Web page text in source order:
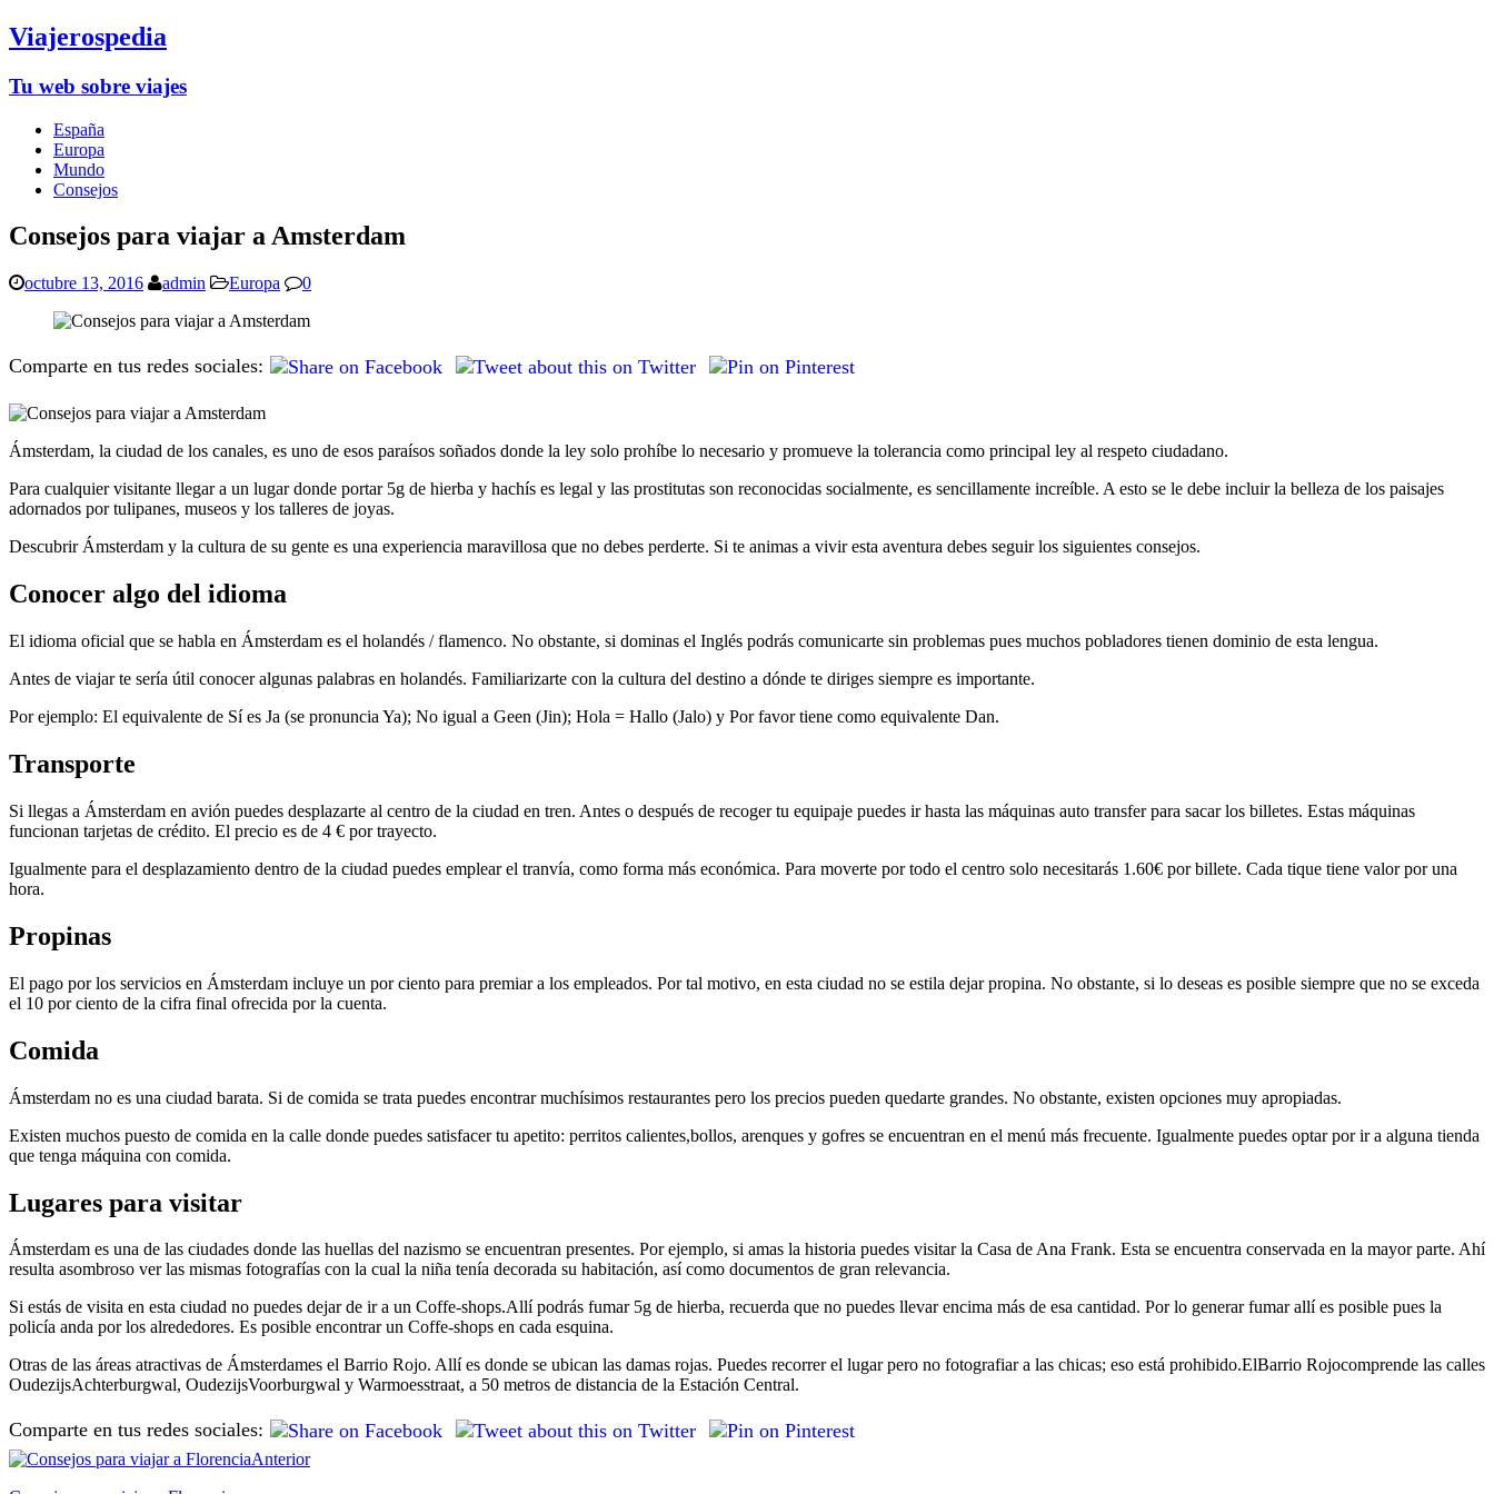
Viajerospedia
Tu web sobre viajes
España
Europa
Mundo
Consejos
Consejos para viajar a Amsterdam
octubre 13, 2016 admin Europa 0
Comparte en tus redes sociales:
Ámsterdam, la ciudad de los canales, es uno de esos paraísos soñados donde la ley solo prohíbe lo necesario y promueve la tolerancia como principal ley al respeto ciudadano.
Para cualquier visitante llegar a un lugar donde portar 5g de hierba y hachís es legal y las prostitutas son reconocidas socialmente, es sencillamente increíble. A esto se le debe incluir la belleza de los paisajes
adornados por tulipanes, museos y los talleres de joyas.
Descubrir Ámsterdam y la cultura de su gente es una experiencia maravillosa que no debes perderte. Si te animas a vivir esta aventura debes seguir los siguientes consejos.
Conocer algo del idioma
El idioma oficial que se habla en Ámsterdam es el holandés / flamenco. No obstante, si dominas el Inglés podrás comunicarte sin problemas pues muchos pobladores tienen dominio de esta lengua.
Antes de viajar te sería útil conocer algunas palabras en holandés. Familiarizarte con la cultura del destino a dónde te diriges siempre es importante.
Por ejemplo: El equivalente de Sí es Ja (se pronuncia Ya); No igual a Geen (Jin); Hola = Hallo (Jalo) y Por favor tiene como equivalente Dan.
Transporte
Si llegas a Ámsterdam en avión puedes desplazarte al centro de la ciudad en tren. Antes o después de recoger tu equipaje puedes ir hasta las máquinas auto transfer para sacar los billetes. Estas máquinas
funcionan tarjetas de crédito. El precio es de 4 € por trayecto.
Igualmente para el desplazamiento dentro de la ciudad puedes emplear el tranvía, como forma más económica. Para moverte por todo el centro solo necesitarás 1.60€ por billete. Cada tique tiene valor por una
hora.
Propinas
El pago por los servicios en Ámsterdam incluye un por ciento para premiar a los empleados. Por tal motivo, en esta ciudad no se estila dejar propina. No obstante, si lo deseas es posible siempre que no se exceda
el 10 por ciento de la cifra final ofrecida por la cuenta.
Comida
Ámsterdam no es una ciudad barata. Si de comida se trata puedes encontrar muchísimos restaurantes pero los precios pueden quedarte grandes. No obstante, existen opciones muy apropiadas.
Existen muchos puesto de comida en la calle donde puedes satisfacer tu apetito: perritos calientes,bollos, arenques y gofres se encuentran en el menú más frecuente. Igualmente puedes optar por ir a alguna tienda
que tenga máquina con comida.
Lugares para visitar
Ámsterdam es una de las ciudades donde las huellas del nazismo se encuentran presentes. Por ejemplo, si amas la historia puedes visitar la Casa de Ana Frank. Esta se encuentra conservada en la mayor parte. Ahí
resulta asombroso ver las mismas fotografías con la cual la niña tenía decorada su habitación, así como documentos de gran relevancia.
Si estás de visita en esta ciudad no puedes dejar de ir a un Coffe-shops.Allí podrás fumar 5g de hierba, recuerda que no puedes llevar encima más de esa cantidad. Por lo generar fumar allí es posible pues la
policía anda por los alrededores. Es posible encontrar un Coffe-shops en cada esquina.
Otras de las áreas atractivas de Ámsterdames el Barrio Rojo. Allí es donde se ubican las damas rojas. Puedes recorrer el lugar pero no fotografiar a las chicas; eso está prohibido.ElBarrio Rojocomprende las calles
OudezijsAchterburgwal, OudezijsVoorburgwal y Warmoesstraat, a 50 metros de distancia de la Estación Central.
Comparte en tus redes sociales:
Anterior